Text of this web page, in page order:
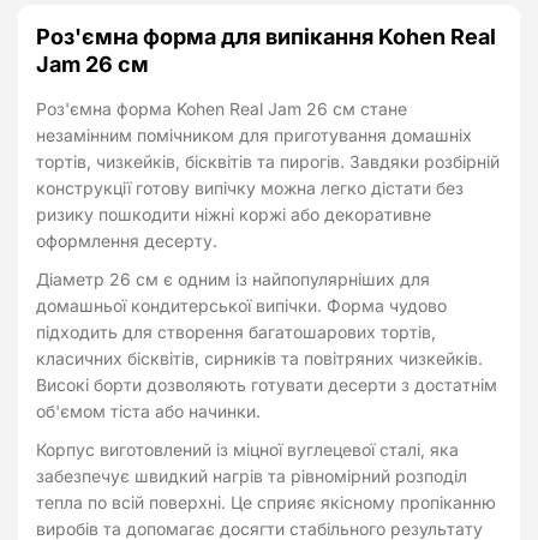
Роз'ємна форма для випікання Kohen Real
Jam 26 см
Роз'ємна форма Kohen Real Jam 26 см стане
незамінним помічником для приготування домашніх
тортів, чизкейків, бісквітів та пирогів. Завдяки розбірній
конструкції готову випічку можна легко дістати без
ризику пошкодити ніжні коржі або декоративне
оформлення десерту.
Діаметр 26 см є одним із найпопулярніших для
домашньої кондитерської випічки. Форма чудово
підходить для створення багатошарових тортів,
класичних бісквітів, сирників та повітряних чизкейків.
Високі борти дозволяють готувати десерти з достатнім
об'ємом тіста або начинки.
Корпус виготовлений із міцної вуглецевої сталі, яка
забезпечує швидкий нагрів та рівномірний розподіл
тепла по всій поверхні. Це сприяє якісному пропіканню
виробів та допомагає досягти стабільного результату